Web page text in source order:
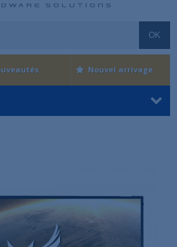
OK
Nouvel arrivage